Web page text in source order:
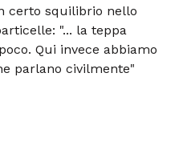
certo squilibrio nello
"... la teppa
Qui invece abbiamo
parlano civilmente"